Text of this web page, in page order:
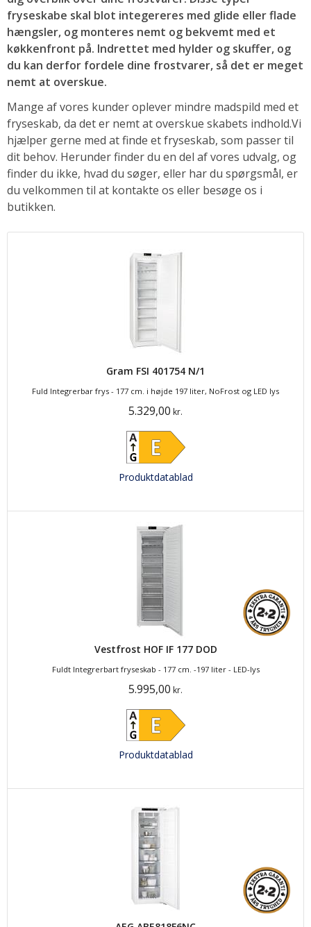
fryseskabe skal blot integereres med glide eller flade
hængsler, og monteres nemt og bekvemt med et
køkkenfront på. Indrettet med hylder og skuffer, og
du kan derfor fordele dine frostvarer, så det er meget
nemt at overskue.
Mange af vores kunder oplever mindre madspild med et
fryseskab, da det er nemt at overskue skabets indhold.Vi
hjælper gerne med at finde et fryseskab, som passer til
dit behov. Herunder finder du en del af vores udvalg, og
finder du ikke, hvad du søger, eller har du spørgsmål, er
du velkommen til at kontakte os eller besøge os i
butikken.
Gram FSI 401754 N/1
Fuld Integrerbar frys - 177 cm. i højde 197 liter, NoFrost og LED lys
5.329,00 kr.
Produktdatablad
Vestfrost HOF IF 177 DOD
Fuldt Integrerbart fryseskab - 177 cm. -197 liter - LED-lys
5.995,00 kr.
Produktdatablad